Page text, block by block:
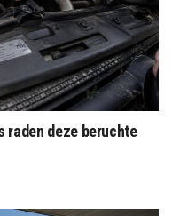
raden deze beruchte